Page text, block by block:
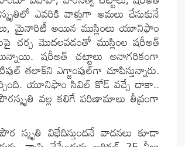
ఎవరికి వాళ్లుగా అమలు చేసుకునే
మైనారిటీ అయిన ముస్లింలు యూనిఫాం
చర్చ మొదలవడంతో ముస్లింల షరీఅత్
షరీఅత్ చట్టాలు అనాగరికంగా
తలాక్‌ని ఎగ్జాంపుల్‌గా చూపిస్తున్నారు.
మార్చింది. యూనిఫాం సివిల్ కోడ్ వచ్చే దాకా..
వల్ల కలిగే పరిణామాలు తీవ్రంగా
విభేదిస్తుందనే వాదనలు కూడా